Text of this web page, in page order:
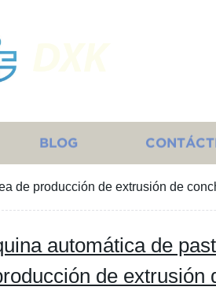
BLOG
de producción de extrusión de
automática de
de extrusión